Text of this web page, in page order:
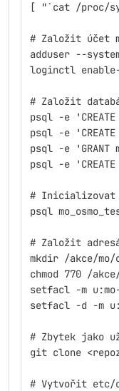
[ "`cat /proc/
# Založit účet
adduser --
loginctl
# Založit
psql -e 'CREATE
psql -e 'CREATE
psql -e 'CREATE
# Inicializovat
psql
# Založit
mkdir /akce/mo/
chmod 770 /
setfacl -m
setfacl -d -m
# Zbytek jako
git clone
# Vytvořit etc/